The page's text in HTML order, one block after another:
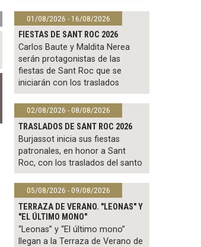
01/08/2026 - 16/08/2026
FIESTAS DE SANT ROC 2026
Carlos Baute y Maldita Nerea
serán protagonistas de las
fiestas de Sant Roc que se
iniciarán con los traslados
02/08/2026 - 08/08/2026
TRASLADOS DE SANT ROC 2026
Burjassot inicia sus fiestas
patronales, en honor a Sant
Roc, con los traslados del santo
05/08/2026 - 09/08/2026
TERRAZA DE VERANO. "LEONAS" Y
"EL ÚLTIMO MONO"
“Leonas” y “El último mono”
llegan a la Terraza de Verano de